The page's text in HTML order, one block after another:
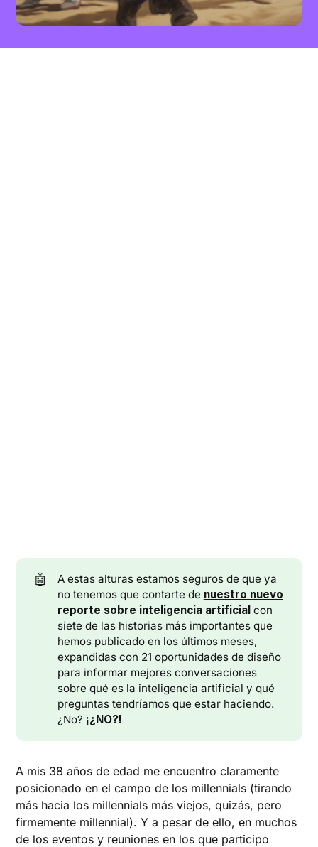
🤖
A estas alturas estamos seguros de que ya
no tenemos que contarte de nuestro nuevo
reporte sobre inteligencia artificialcon
siete de las historias más importantes que
hemos publicado en los últimos meses,
expandidas con 21 oportunidades de diseño
para informar mejores conversaciones
sobre qué es la inteligencia artificial y qué
preguntas tendríamos que estar haciendo.
¿No? ¡¿NO?!
A mis 38 años de edad me encuentro claramente
posicionado en el campo de los millennials (tirando
más hacia los millennials más viejos, quizás, pero
firmemente millennial). Y a pesar de ello, en muchos
de los eventos y reuniones en los que participo